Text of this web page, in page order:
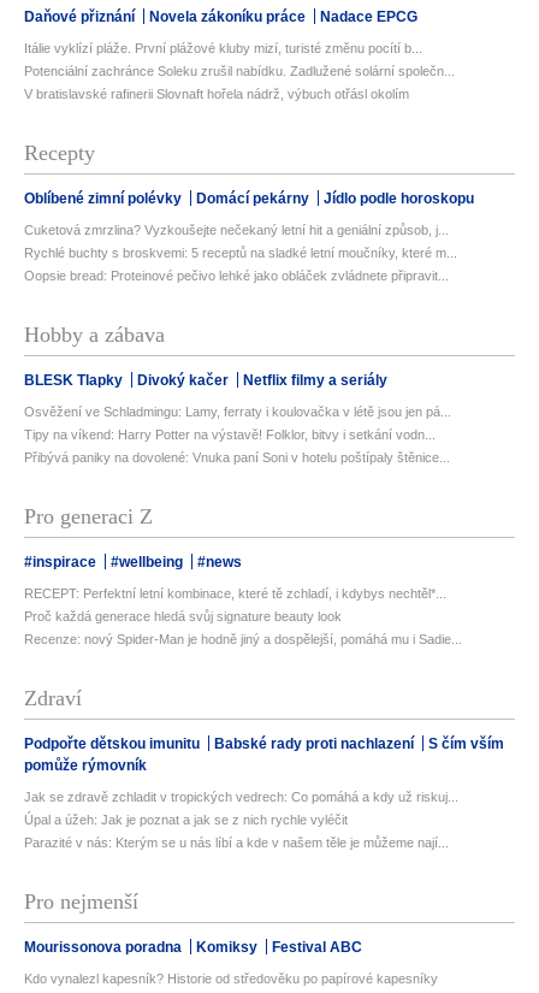
Daňové přiznání Novela zákoníku práce Nadace EPCG
Itálie vyklízí pláže. První plážové kluby mizí, turisté změnu pocítí b...
Potenciální zachránce Soleku zrušil nabídku. Zadlužené solární společn...
V bratislavské rafinerii Slovnaft hořela nádrž, výbuch otřásl okolím
Recepty
Oblíbené zimní polévky Domácí pekárny Jídlo podle horoskopu
Cuketová zmrzlina? Vyzkoušejte nečekaný letní hit a geniální způsob, j...
Rychlé buchty s broskvemi: 5 receptů na sladké letní moučníky, které m...
Oopsie bread: Proteinové pečivo lehké jako obláček zvládnete připravit...
Hobby a zábava
BLESK Tlapky Divoký kačer Netflix filmy a seriály
Osvěžení ve Schladmingu: Lamy, ferraty i koulovačka v létě jsou jen pá...
Tipy na víkend: Harry Potter na výstavě! Folklor, bitvy i setkání vodn...
Přibývá paniky na dovolené: Vnuka paní Soni v hotelu poštípaly štěnice...
Pro generaci Z
#inspirace #wellbeing #news
RECEPT: Perfektní letní kombinace, které tě zchladí, i kdybys nechtěl*...
Proč každá generace hledá svůj signature beauty look
Recenze: nový Spider-Man je hodně jiný a dospělejší, pomáhá mu i Sadie...
Zdraví
Podpořte dětskou imunitu Babské rady proti nachlazení
S čím vším
pomůže rýmovník
Jak se zdravě zchladit v tropických vedrech: Co pomáhá a kdy už riskuj...
Úpal a úžeh: Jak je poznat a jak se z nich rychle vyléčit
Parazité v nás: Kterým se u nás líbí a kde v našem těle je můžeme nají...
Pro nejmenší
Mourissonova poradna Komiksy Festival ABC
Kdo vynalezl kapesník? Historie od středověku po papírové kapesníky